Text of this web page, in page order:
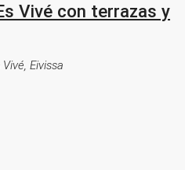
Vivé con terrazas y
Eivissa